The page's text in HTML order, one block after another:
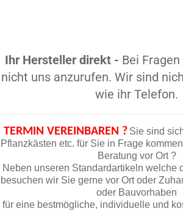
Ihr Hersteller direkt - Bei
nicht uns anzurufen. Wir sind
wie ihr Telefon.
TERMIN VEREINBAREN ? Sie sind
Pflanzkästen etc. für Sie in Frage
Beratung vor Ort ?
Neben unseren Standardartikeln welche
besuchen wir Sie gerne vor Ort oder
oder Bauvorhaben
für eine bestmögliche, individuelle und